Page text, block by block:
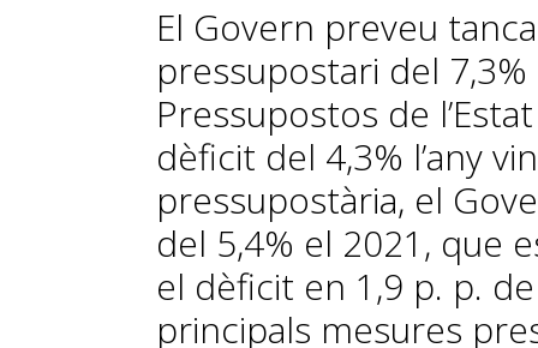
El Govern preveu
pressupostari del
Pressupostos de
dèficit del 4,3% l’any
pressupostària, el
del 5,4% el 2021, que
el dèficit en 1,9 p. p.
principals mesures